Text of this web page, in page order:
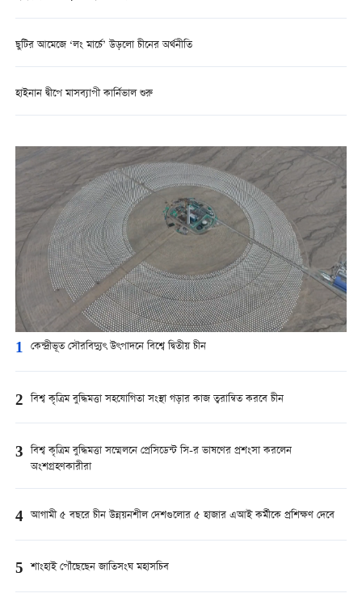
ছুটির আমেজে ‘লং মার্চে’ উড়লো চীনের অর্থনীতি
হাইনান দ্বীপে মাসব্যাপী কার্নিভাল শুরু
1 কেন্দ্রীভূত সৌরবিদ্যুৎ উৎপাদনে বিশ্বে দ্বিতীয় চীন
2 বিশ্ব কৃত্রিম বুদ্ধিমত্তা সহযোগিতা সংস্থা গড়ার কাজ ত্বরান্বিত করবে চীন
3 বিশ্ব কৃত্রিম বুদ্ধিমত্তা সম্মেলনে প্রেসিডেন্ট সি-র ভাষণের প্রশংসা করলেন
অংশগ্রহণকারীরা
4 আগামী ৫ বছরে চীন উন্নয়নশীল দেশগুলোর ৫ হাজার এআই কর্মীকে প্রশিক্ষণ দেবে
5 শাংহাই পৌঁছেছেন জাতিসংঘ মহাসচিব